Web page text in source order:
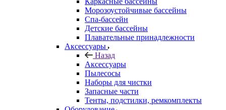
Морозоустойчивые бассейны
Спа-бассейн
Детские бассейны
Плавательные принадлежности
Аксессуары
Назад
Аксессуары
Пылесосы
Наборы для чистки
Запасные части
Тенты, подстилки, ремкомплекты